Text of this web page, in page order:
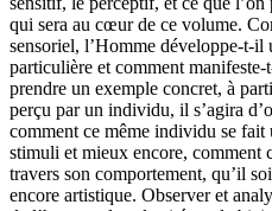
qui sera au cœur de ce volume.
sensoriel, l’Homme développe-t-il
particulière et comment
prendre un exemple concret, à
perçu par un individu, il s’agira
comment ce même individu se fait
stimuli et mieux encore, comment
travers son comportement, qu’il
encore artistique. Observer et